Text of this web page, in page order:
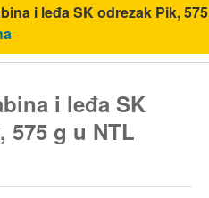
i leđa SK odrezak Pik, 575
i leđa SK
575 g u NTL